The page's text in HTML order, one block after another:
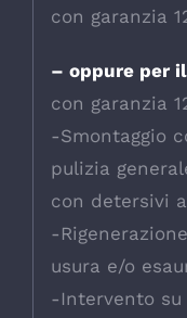
con garanzia
– oppure per
con garanzia
-Smontaggio
pulizia
con detersivi
-
usura e/o
-Intervento